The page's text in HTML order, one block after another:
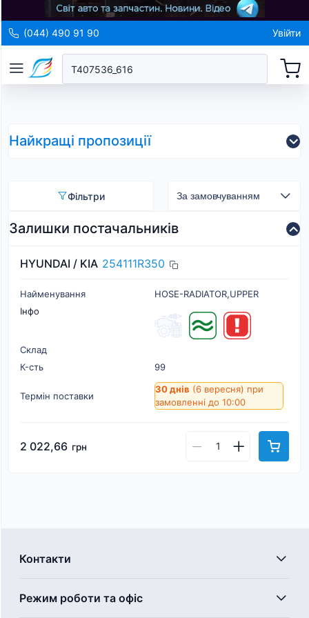
(044) 490 91 90 Увійти
Найкращі пропозиції
Фільтри
Залишки постачальників
HYUNDAI / KIA 254111R350
Найменування
HOSE-RADIATOR,UPPER
Інфо
Склад
К-cть
99
Термін поставки
30 днів (6 вересня) при
замовленні до 10:00
2 022,66 грн
Контакти
Режим роботи та офіс